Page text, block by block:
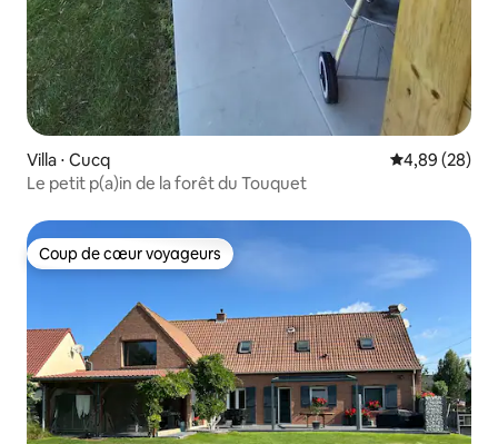
Villa ⋅ Cucq Évaluation
4,89 (28)
Le petit p(a)in de la forêt du Touquet
Coup de cœur voyageurs
Coup de cœur voyageurs